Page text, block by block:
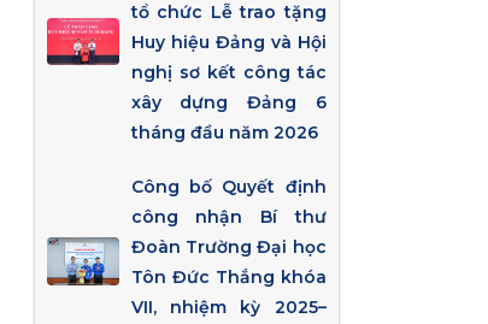
tổ chức Lễ trao tặng
Huy hiệu Đảng và Hội
nghị sơ kết công tác
xây dựng Đảng 6
tháng đầu năm 2026
Công bố Quyết định
công nhận Bí thư
Đoàn Trường Đại học
Tôn Đức Thắng khóa
VII, nhiệm kỳ 2025–